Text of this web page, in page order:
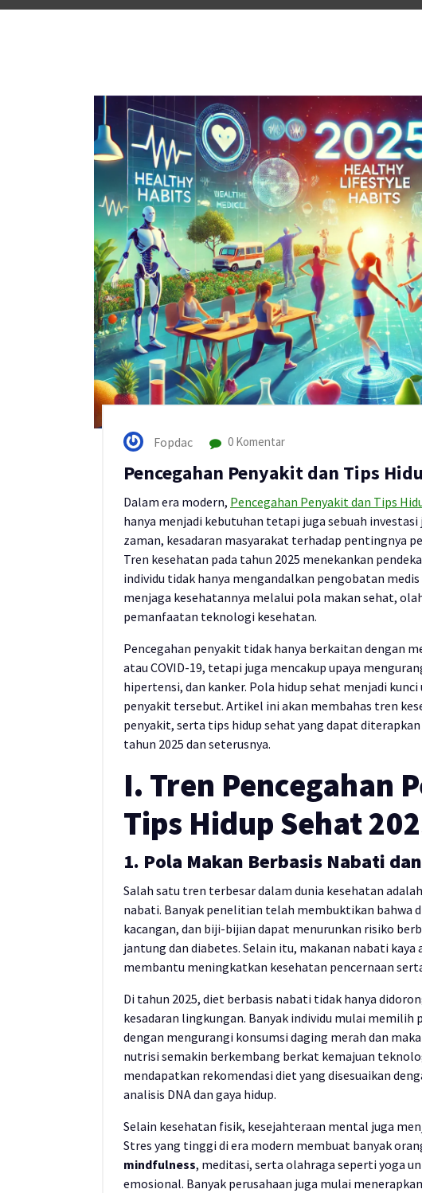
Fopdac 0 Komentar
Pencegahan Penyakit dan Tips
Dalam era modern, Pencegahan Penyakit dan Tips
hanya menjadi kebutuhan tetapi juga sebuah
zaman, kesadaran masyarakat terhadap pentingnya
Tren kesehatan pada tahun 2025 menekankan
individu tidak hanya mengandalkan pengobatan
menjaga kesehatannya melalui pola makan sehat,
pemanfaatan teknologi kesehatan.
Pencegahan penyakit tidak hanya berkaitan dengan
atau COVID-19, tetapi juga mencakup upaya
hipertensi, dan kanker. Pola hidup sehat menjadi
penyakit tersebut. Artikel ini akan membahas tren
penyakit, serta tips hidup sehat yang dapat
tahun 2025 dan seterusnya.
I. Tren Pencegahan
Tips Hidup Sehat
1. Pola Makan Berbasis Nabati
Salah satu tren terbesar dalam dunia kesehatan
nabati. Banyak penelitian telah membuktikan bahwa
kacangan, dan biji-bijian dapat menurunkan risiko
jantung dan diabetes. Selain itu, makanan nabati kaya
membantu meningkatkan kesehatan pencernaan
Di tahun 2025, diet berbasis nabati tidak hanya
kesadaran lingkungan. Banyak individu mulai
dengan mengurangi konsumsi daging merah dan
nutrisi semakin berkembang berkat kemajuan
mendapatkan rekomendasi diet yang disesuaikan
analisis DNA dan gaya hidup.
Selain kesehatan fisik, kesejahteraan mental juga
Stres yang tinggi di era modern membuat banyak
mindfulness, meditasi, serta olahraga seperti yoga
emosional. Banyak perusahaan juga mulai